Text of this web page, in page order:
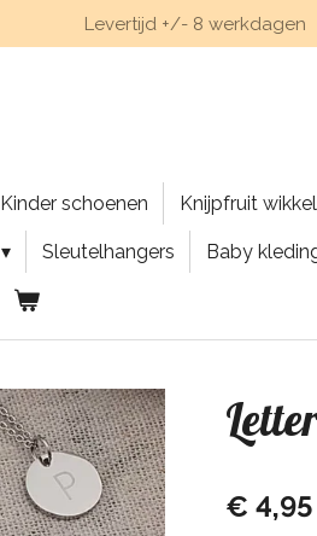
Levertijd +/- 8 werkdagen
Kinder schoenen Knijpfruit
Sleutelhangers Baby
€ 4,95